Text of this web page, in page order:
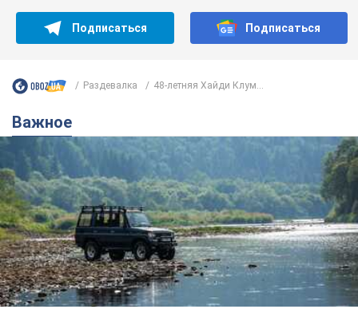
Подписаться Подписаться
Раздевалка 48-летняя Хайди Клум...
Важное